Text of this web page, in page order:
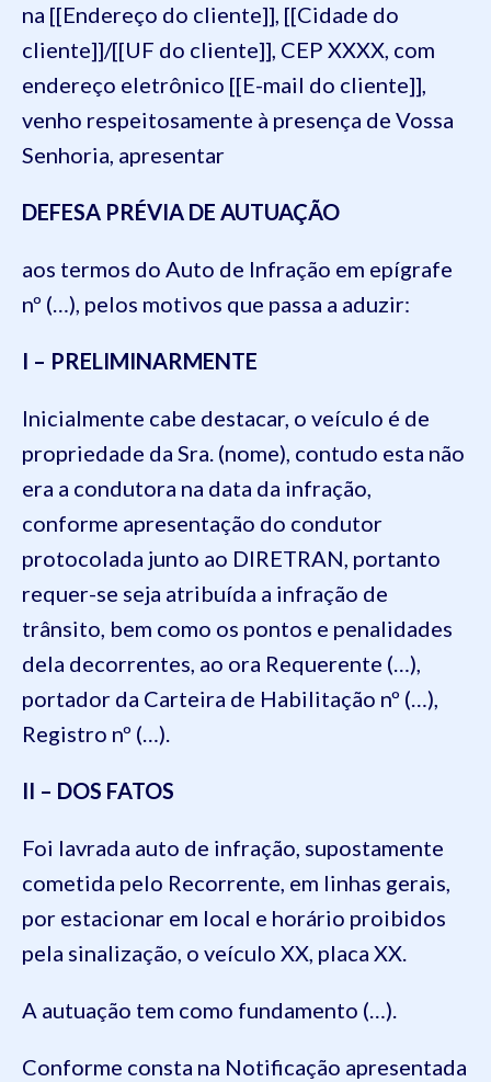
na [[Endereço do cliente]], [[Cidade do
cliente]]/[[UF do cliente]], CEP XXXX, com
endereço eletrônico [[E-mail do cliente]],
venho respeitosamente à presença de Vossa
Senhoria, apresentar
DEFESA PRÉVIA DE AUTUAÇÃO
aos termos do Auto de Infração em epígrafe
nº (…), pelos motivos que passa a aduzir:
I – PRELIMINARMENTE
Inicialmente cabe destacar, o veículo é de
propriedade da Sra. (nome), contudo esta não
era a condutora na data da infração,
conforme apresentação do condutor
protocolada junto ao DIRETRAN, portanto
requer-se seja atribuída a infração de
trânsito, bem como os pontos e penalidades
dela decorrentes, ao ora Requerente (…),
portador da Carteira de Habilitação nº (…),
Registro nº (…).
II – DOS FATOS
Foi lavrada auto de infração, supostamente
cometida pelo Recorrente, em linhas gerais,
por estacionar em local e horário proibidos
pela sinalização, o veículo XX, placa XX.
A autuação tem como fundamento (…).
Conforme consta na Notificação apresentada